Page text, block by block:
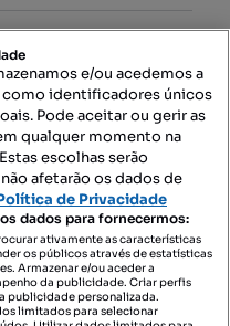
e/ou acedemos a
identificadores únicos
Pode aceitar ou gerir as
qualquer momento na
escolhas serão
afetarão os dados de
de Privacidade
dados para fornecermos:
ativamente as características
os públicos através de estatísticas
Armazenar e/ou aceder a
da publicidade. Criar perfis
publicidade personalizada.
limitados para selecionar